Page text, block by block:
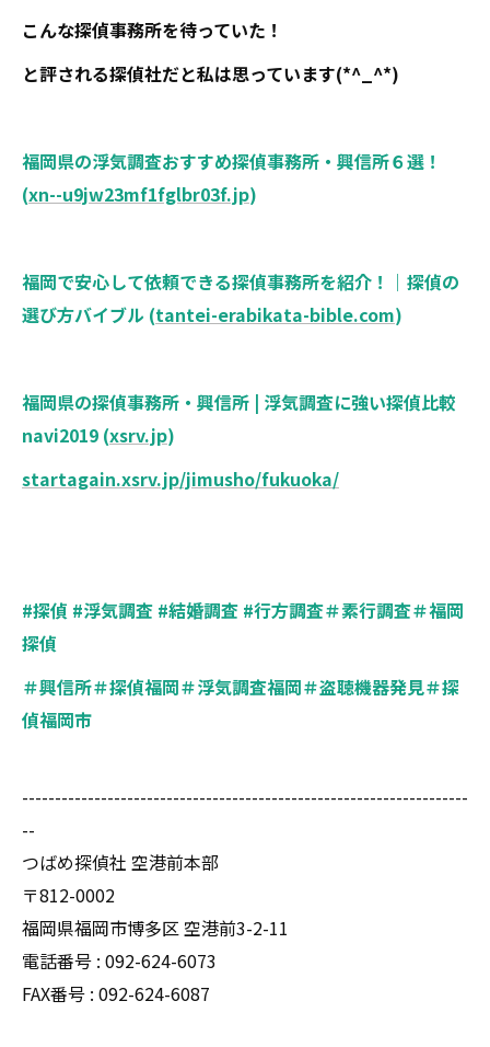
こんな探偵事務所を待っていた！
と評される探偵社だと私は思っています(*^_^*)
福岡県の浮気調査おすすめ探偵事務所・興信所６選！
(xn--u9jw23mf1fglbr03f.jp)
福岡で安心して依頼できる探偵事務所を紹介！｜探偵の
選び方バイブル (tantei-erabikata-bible.com)
福岡県の探偵事務所・興信所 | 浮気調査に強い探偵比較
navi2019 (xsrv.jp)
startagain.xsrv.jp/jimusho/fukuoka/
#探偵 #浮気調査 #結婚調査 #行方調査＃素行調査＃福岡
探偵
＃興信所＃探偵福岡＃浮気調査福岡＃盗聴機器発見＃探
偵福岡市
--------------------------------------------------------------------
--
つばめ探偵社 空港前本部
〒812-0002
福岡県福岡市博多区 空港前3-2-11
電話番号 : 092-624-6073
FAX番号 : 092-624-6087